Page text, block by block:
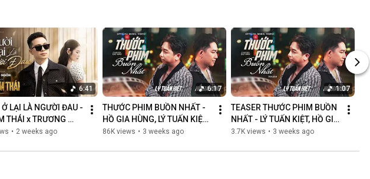
6:41
Ở LẠI LÀ NGƯỜI ĐAU -
THÁI x TRƯƠNG
MV OFFICIAL
• 2 weeks ago
6:17
THƯỚC PHIM BUỒN NHẤT -
HỒ GIA HÙNG, LÝ TUẤN KIỆT |
OFFICIAL MUSIC VIDEO
86K views • 3 weeks ago
1:07
TEASER THƯỚC PHIM BUỒN
NHẤT - LÝ TUẤN KIỆT, HỒ GIA
HÙNG | NGÀN LỜI NGƯỜI ĐÃ
3.7K views • 3 weeks ago